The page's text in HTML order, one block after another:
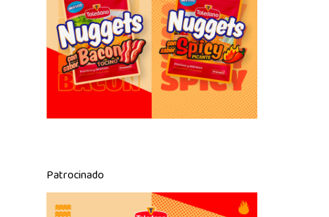
Patrocinado